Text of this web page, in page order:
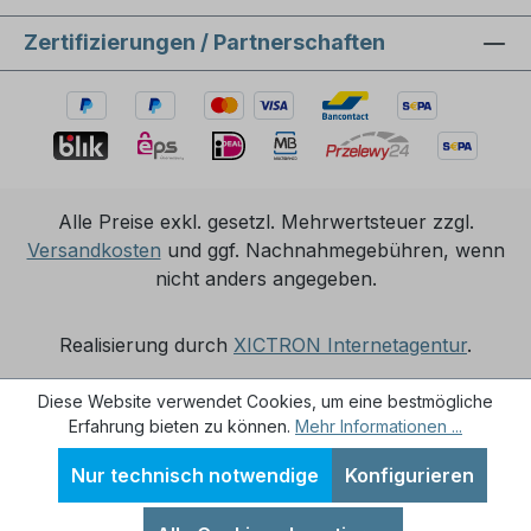
Zertifizierungen / Partnerschaften
Alle Preise exkl. gesetzl. Mehrwertsteuer zzgl.
Versandkosten und ggf. Nachnahmegebühren, wenn
nicht anders angegeben.
Realisierung durch XICTRON Internetagentur.
Diese Website verwendet Cookies, um eine bestmögliche
Erfahrung bieten zu können. Mehr Informationen ...
Nur technisch notwendige Konfigurieren